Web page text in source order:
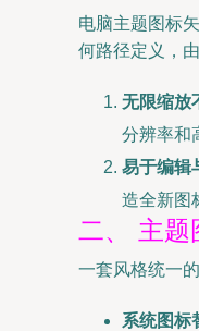
电脑主题图标
何路径定义，
无限缩放
分辨率和
易于编辑
造全新图
二、 主题
一套风格统一
系统图标